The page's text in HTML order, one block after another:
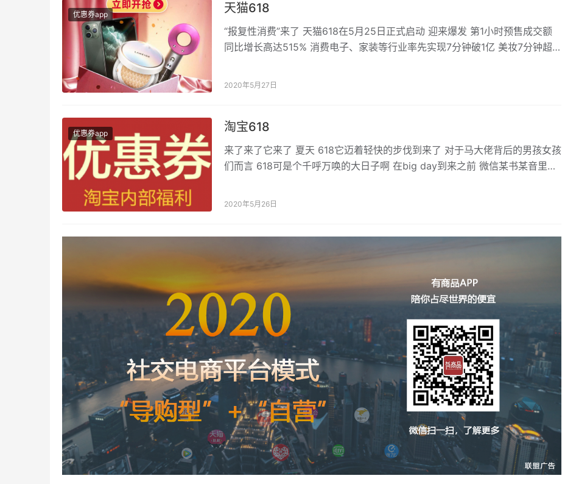
优惠券app 天猫618
“报复性消费”来了 天猫618在5月25日正式启动 迎来爆发 第1小时预售成交额
同比增长高达515% 消费电子、家装等行业率先实现7分钟破1亿 美妆7分钟超5
2020年5月27日
优惠券app 淘宝618
来了来了它来了 夏天 618它迈着轻快的步伐到来了 对于马大佬背后的男孩女孩
们而言 618可是个千呼万唤的大日子啊 在big day到来之前 微信某书某音里铺
2020年5月26日